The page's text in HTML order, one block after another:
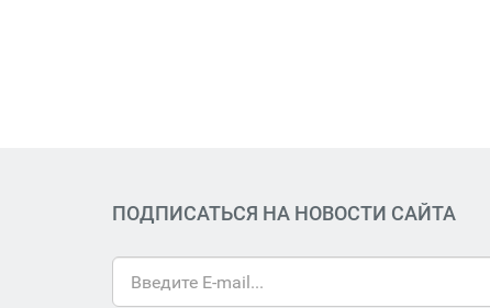
ПОДПИСАТЬСЯ НА НОВОСТИ САЙТА